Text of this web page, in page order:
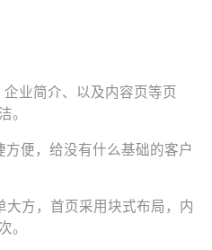
、成本。
业简介、以及内容页等页
。
便，给没有什么基础的客户
方，首页采用块式布局，内
。